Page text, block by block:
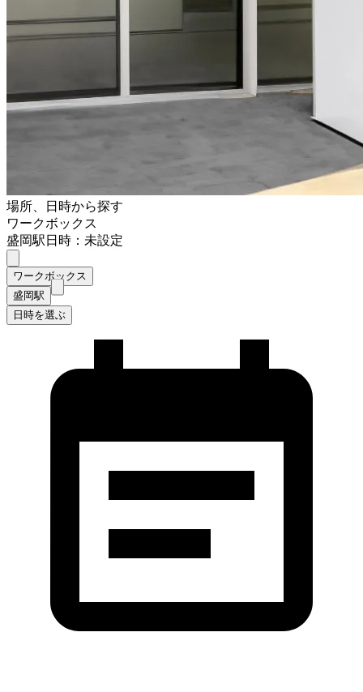
場所、日時から探す
ワークボックス
盛岡駅日時：未設定
ワークボックス
盛岡駅
日時を選ぶ